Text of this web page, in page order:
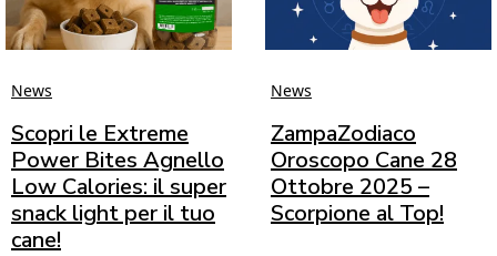
News
Scopri le Extreme
Power Bites Agnello
Low Calories: il super
snack light per il tuo
cane!
News
ZampaZodiaco
Oroscopo Cane 28
Ottobre 2025 –
Scorpione al Top!